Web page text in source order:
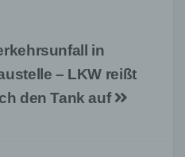
in
– LKW reißt
den Tank auf